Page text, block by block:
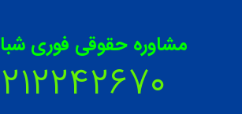
مشاوره حقوقی فوری